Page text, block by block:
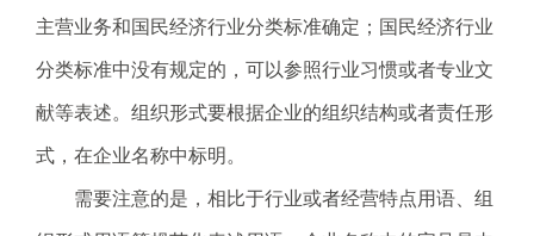
主营业务和国民经济行业分类标准确定；国民经济行业
分类标准中没有规定的，可以参照行业习惯或者专业文
献等表述。组织形式要根据企业的组织结构或者责任形
式，在企业名称中标明。
需要注意的是，相比于行业或者经营特点用语、组